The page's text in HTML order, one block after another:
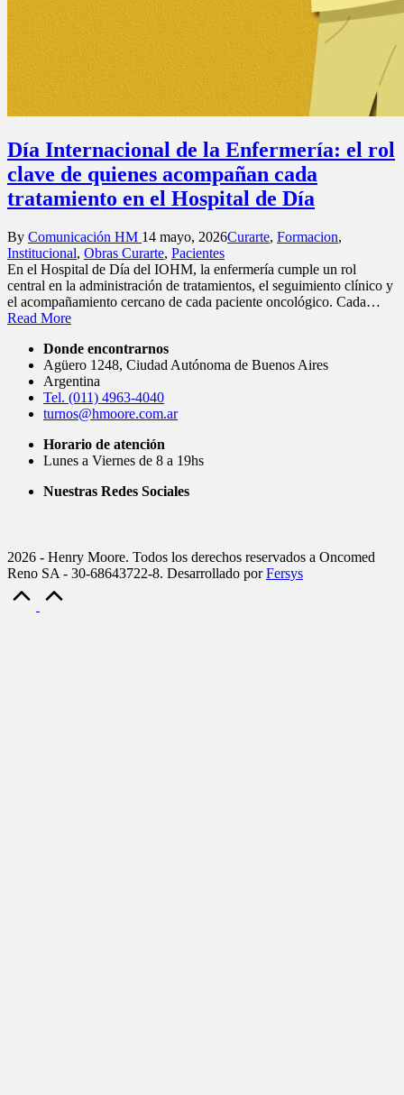
Día Internacional de la Enfermería: el rol
clave de quienes acompañan cada
tratamiento en el Hospital de Día
Posted
by
By Comunicación HM 14 mayo, 2026Posted
Curarte, Formacion,
Institucional, Obras Curarte, Pacientes
En el Hospital de Día del IOHM, la enfermería cumple un rol
central en la administración de tratamientos, el seguimiento clínico y
el acompañamiento cercano de cada paciente oncológico. Cada…
Read More
Donde encontrarnos
Agüero 1248, Ciudad Autónoma de Buenos Aires
Argentina
Tel. (011) 4963-4040
turnos@hmoore.com.ar
Horario de atención
Lunes a Viernes de 8 a 19hs
Nuestras Redes Sociales
2026 - Henry Moore. Todos los derechos reservados a Oncomed
Reno SA - 30-68643722-8. Desarrollado porFersys